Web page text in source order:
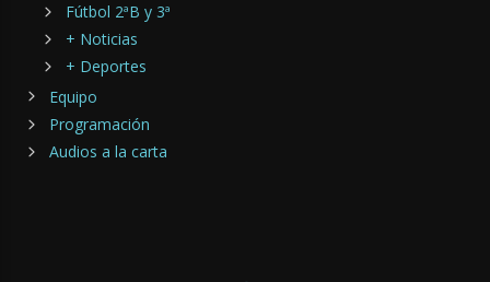
Fútbol 2ªB y 3ª
+ Noticias
+ Deportes
Equipo
Programación
Audios a la carta